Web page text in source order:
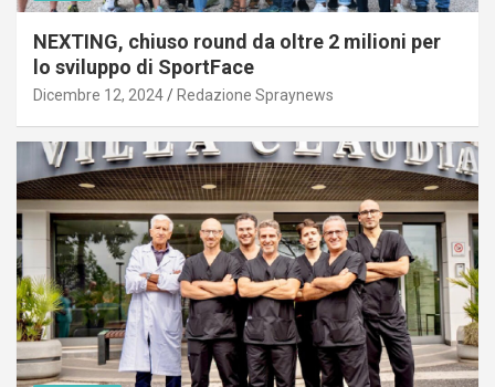
NEXTING, chiuso round da oltre 2 milioni per
lo sviluppo di SportFace
Dicembre 12, 2024 Redazione Spraynews